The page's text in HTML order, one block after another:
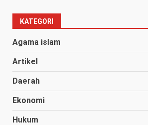
KATEGORI
Agama islam
Artikel
Daerah
Ekonomi
Hukum